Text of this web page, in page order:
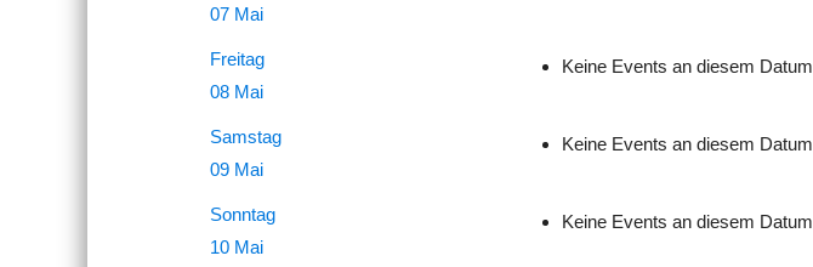
07 Mai
Freitag
08 Mai
Keine Events an diesem Datum
Samstag
09 Mai
Keine Events an diesem Datum
Sonntag
10 Mai
Keine Events an diesem Datum